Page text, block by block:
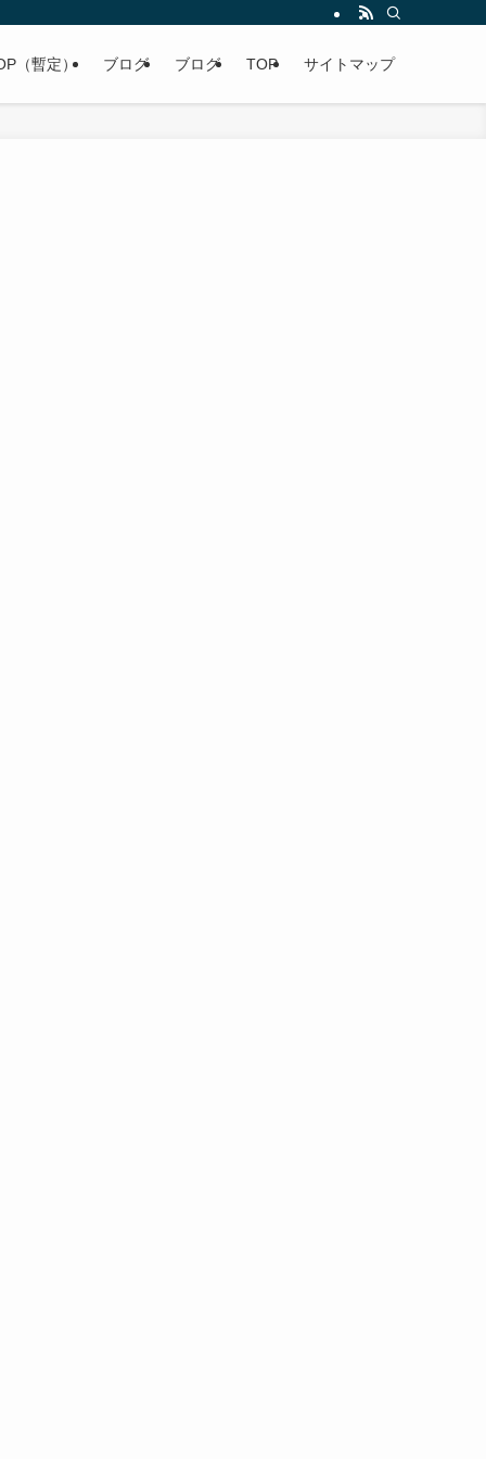
（暫定） ブログ ブログ TOP サイトマップ